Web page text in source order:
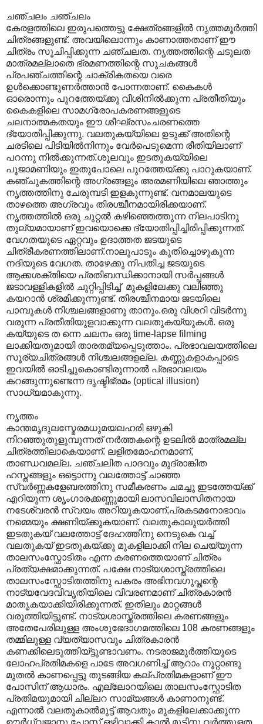
ചഞ്ചലം ചഞ്ചലം
കേരളത്തിലെ ഇരുപത്തെട്ടു ക്ഷേത്രങ്ങളില്‍ നൃത്തമൂര്‍ത്തി
ചിത്രങ്ങളുണ്ട്. അവയിലൊന്നും കാണാത്തതാണ് ഈ
ചിത്രം സൂചിപ്പിക്കുന്ന ചഞ്ചലത. നൃത്തത്തിന്റെ ചടുലത
മാത്രമല്ലാതെ ഭ്രമണത്തിന്റെ സൂചകങ്ങള്‍
പ്രപഞ്ചത്തിന്റെ ചാക്രികതയെ വരെ
ഉള്‍ക്കൊണ്ടുണര്‍ത്താന്‍ പോന്നതാണ്. കൈകള്‍
ഓരൊന്നും പുറത്തേയ്ക്കു വീശിനില്‍ക്കുന്ന പ്രതീതിയും
കൈകളിലെ സാമഗ്രോപകരണങ്ങളുടെ
ചലനാത്മകതയും ഈ ശീഘ്രസംചരണത്തെ
ദ്യോതിപ്പിക്കുന്നു. വലതുകയ്യിലെ ഉടുക്ക് അതിന്റെ
ചരടിലെ പിടിയില്‍നിന്നും വേര്‍പെടുമെന്ന രീതിയിലാണ്
പറന്നു നില്‍ക്കുന്നത്.ശൂലവും ഇടതുകയ്യിലെ
പൂജാമണിയും ഇതുപോലെ പുറത്തേയ്ക്കു പാറുകയാണ്.
കഞ്ചുകത്തിന്റെ അഗ്രങ്ങളും അരമണിയിലെ ഞാത്തും
നൃത്തത്തിനു ചേരുമ്പടി ഇളകുന്നുണ്ട്. വനമാലയുടെ
താഴത്തെ അഗ്രവും തിരശ്ചീനമായിരിക്കയാണ്.
നൃത്തത്തില്‍ ഒരു ചുറ്റല്‍ കഴിഞ്ഞെത്തുന്ന നിലപാടിനു
തുല്യമായാണ് ഇവയൊക്കെ ദ്യോതിപ്പിച്ചിരിപ്പിക്കുന്നത്.
വേഗതയുടെ ഏറ്റവും ഉദാത്തത ജടയുടെ
ചിത്രീകരണത്തിലാണ്.നാലുപാടും കുതിച്ചൊഴുകുന്ന
നദിയുടെ വേഗത. താഴേക്കു നിപതിച്ച ജടയുടെ
ആക്കശക്തിയെ പ്രതിബന്ധിക്കാനായി സര്‍പ്പങ്ങള്‍‍
ജടാവള്ളികളില്‍ ചുറ്റിപ്പിടിച്ച് ‍ മുകളിലേക്കു വലിഞ്ഞു
കയറാന്‍ ശ്രമിക്കുന്നുണ്ട്. തിരശ്ചീനമായ ജടയിലെ
പാമ്പുകള്‍ നിശ്ചലങ്ങളാണു താനും.ഒരു വിശറി വിടര്‍ന്നു
വരുന്ന പ്രതീതിയുളവാക്കുന്ന വലതുകയ്യുകള്‍. ഒരു
കയ്യുടെ ത ന്നെ ചലനം ഒരു time-lapse filming
ലാക്കിയതുമായി താരതമ്യപ്പെടുത്താം. പ്രഭാവലയത്തിലെ
സൂര്യചിത്രങ്ങള്‍ നിശ്ചലങ്ങളല്ല. കണ്ണുകളാകപ്പാടെ
ഇവയില്‍ ഓടിച്ചുകൊണ്ടിരുന്നാല്‍ പ്രഭാവലയം
കറങ്ങുന്നുണ്ടെന്ന ദൃഷ്ടിഭ്രമം (optical illusion)
സാധ്യമാകുന്നു.
നൃത്തം
കാന്തമൃദുലസ്മേരമധുമയലഹരി ഒഴുകി
നിറഞ്ഞുതുളുമ്പുന്നത് നര്‍ത്തകന്റെ ഉടലില്‍‍ മാത്രമല്ല
ചിത്രത്തിലാകെയാണ്. ലളിതമോഹനമാണ്,
താണ്ഡവമല്ല. ചഞ്ചലിത പാദവും മുദ്രാങ്കിത
ഹസ്തങ്ങളും ഒട്ടൊന്നു വലത്തോട്ട് ചാഞ്ഞ
സ്വര്‍ണ്ണകളേബരത്തിനു സമീകരണം ചമച്ചു ഇടത്തേയ്ക്ക്
എറിയുന്ന ശൃംഗാരക്കണ്ണുമായി ലാസവിലാസിതനായ
നടേശ്വരന്‍ സ്വയം അറിയുകയാണ്,പ്രകടമനോഭാവം
നമ്മെയും ക്ഷണിയ്ക്കുകയാണ്. വലതുകാലുയര്‍ത്തി
ഇടതുകയ് വലത്തോട്ട് ദേഹത്തിനു നെടുകെ വച്ച്
വലതുകയ് ഇടതുകയ്ക്കു മുകളിലാക്കി നില ചെയ്യുന്ന
താലസംസ്ഫോടിതം എന്ന കരണത്തെയാണ് ചിത്രം
പ്രത്യക്ഷമാക്കുന്നത്. പക്ഷേ നാട്യശാസ്ത്രത്തിലെ
താലസംസ്ഫോടിതത്തിനു പകരം അഭിനവഗുപ്തന്റെ
നാട്യവേദവിവൃതിയിലെ വിവരണമാണ് ചിത്രകാരന്‍
മാതൃകയാക്കിയിരിക്കുന്നത്. ഇതിലും മാറ്റങ്ങള്‍
വരുത്തിയിട്ടുണ്ട്. നാട്യശാസ്ത്രത്തിലെ കരണങ്ങളും
അതേപേരിലുള്ള അംശുഭേദാഗമത്തിലെ 108 കരണങ്ങളും
തമ്മിലുള്ള വ്യത്യാസവും ചിത്രകാരന്‍
കണക്കിലെടുത്തിയ്ട്ടുണ്ടാവണം. നടരാജമൂര്‍ത്തിയുടെ
ലോഹപ്രതിമകളെ പാടേ അവഗണിച്ച് ആറാം നൂറ്റാണ്ടു
മുതല്‍ കാണപ്പെട്ടു തുടങ്ങിയ കല്പ്രതിമകളാണ് ഈ
പോസിന് ആധാരം. എല്ലോറയിലെ താലസംസ്ഫോടിത
പ്രതിമയുമായി ചില്ലറ സാമ്യങ്ങള്‍ കാണാനുണ്ട്.
എന്നാല്‍ വലതുകാല്‍മുട്ട് ആവതും മുകളിലേക്കാ‍ക്കുന്ന
ഊര്‍ധ്വജാനു പോസ് ഒഴിവാക്കി കാല്‍ മുട്ടിനു വര്‍ത്തുളത